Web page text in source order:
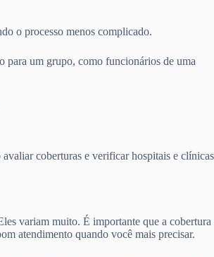
o processo menos complicado.
para um grupo, como funcionários de uma
coberturas e verificar hospitais e clínicas
variam muito. É importante que a cobertura
atendimento quando você mais precisar.